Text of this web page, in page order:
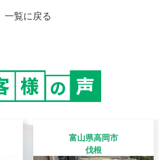
一覧に戻る
富山県高岡市
伐根